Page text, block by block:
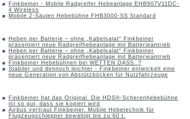
Finkbeiner - Mobile Radgreifer Hebeanlage EHB907V11DC-
4 Wireless
Mobile 2-Säulen Hebebühne FHB3000-SS Standard
Heben per Batterie – ohne „Kabelsalat“ Finkbeiner
präsentiert neue Radgreifhebeanlage mit Batterieantrieb
Heben per Batterie – ohne „Kabelsalat“ Finkbeiner
präsentiert neue Radgreifhebeanlage mit Batterieantrieb
Finkbeiner Hebebühnen bei WETTEN DASS..?
Stabiler und dennoch leichter - Finkbeiner entwickelt eine
neue Generation von Abstützböcken für Nutzfahrzeuge
Finkbeiner hat das Original. Die HDS®-Scherenhebebühne
ist so gut, dass sie kopiert wird
Airbus vertraut Finkbeiner. Mobile Hebetechnik für
Flugzeugschlepper bewältigt bis zu 60 t.